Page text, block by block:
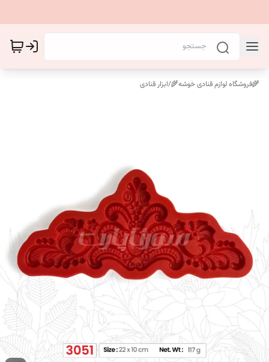
🌾فروشگاه لوازم قنادی خوشه🌾/ابزار قنادی